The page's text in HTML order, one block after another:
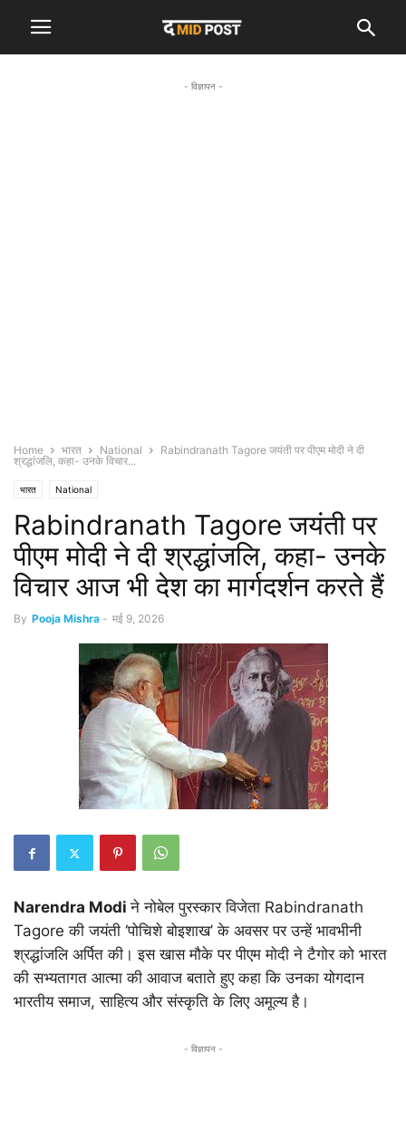
- विज्ञापन -
Home भारत National
Rabindranath Tagore जयंती पर पीएम मोदी ने दी
श्रद्धांजलि, कहा- उनके विचार...
भारत National
Rabindranath Tagore जयंती पर
पीएम मोदी ने दी श्रद्धांजलि, कहा- उनके
विचार आज भी देश का मार्गदर्शन करते हैं
By Pooja Mishra - मई 9, 2026
Narendra Modi ने नोबेल पुरस्कार विजेता Rabindranath
Tagore की जयंती ‘पोचिशे बोइशाख’ के अवसर पर उन्हें भावभीनी
श्रद्धांजलि अर्पित की। इस खास मौके पर पीएम मोदी ने टैगोर को भारत
की सभ्यतागत आत्मा की आवाज बताते हुए कहा कि उनका योगदान
भारतीय समाज, साहित्य और संस्कृति के लिए अमूल्य है।
- विज्ञापन -